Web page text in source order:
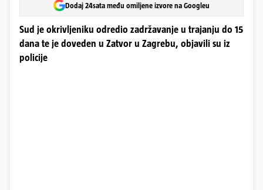
Dodaj 24sata među omiljene izvore na Googleu
Sud je okrivljeniku odredio zadržavanje u trajanju do 15
dana te je doveden u Zatvor u Zagrebu, objavili su iz
policije